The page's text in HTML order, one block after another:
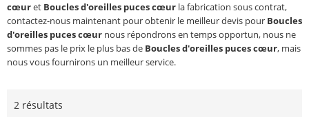
cœuret Boucles d'oreilles puces cœur la fabrication sous contrat,
contactez-nous maintenant pour obtenir le meilleur devis pour Boucles
d'oreilles puces cœur nous répondrons en temps opportun, nous ne
sommes pas le prix le plus bas de Boucles d'oreilles puces cœur, mais
nous vous fournirons un meilleur service.
2 résultats